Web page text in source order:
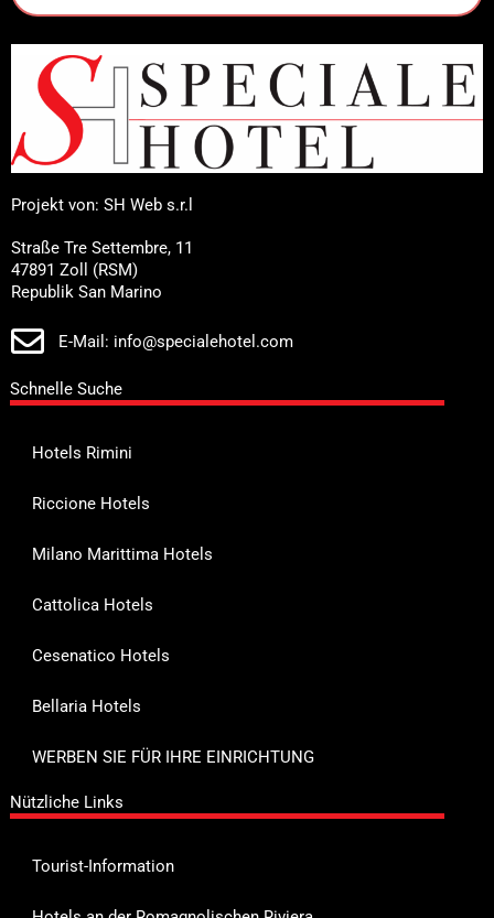
Projekt von: SH Web s.r.l
Straße Tre Settembre, 11
47891 Zoll (RSM)
Republik San Marino
E-Mail: info@specialehotel.com
Schnelle Suche
Hotels Rimini
Riccione Hotels
Milano Marittima Hotels
Cattolica Hotels
Cesenatico Hotels
Bellaria Hotels
WERBEN SIE FÜR IHRE EINRICHTUNG
Nützliche Links
Tourist-Information